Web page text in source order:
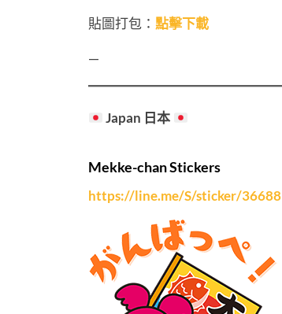
貼圖打包： 點擊下載
—
Japan 日本
Mekke-chan Stickers
https://line.me/S/sticker/36688